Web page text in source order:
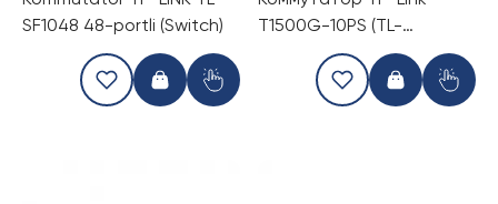
SF1048 48-portli (Switch)
T1500G-10PS (TL-
SG2210P) (Switch)